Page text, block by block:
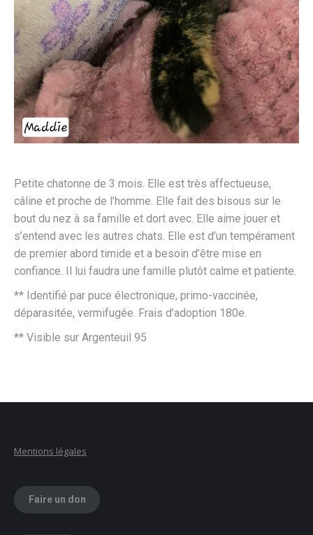
Petite chatonne de 3 mois. Elle est très affectueuse,
câline et proche de l’homme. Elle fait des bisous sur le
bout du nez à sa famille et dort avec. Elle aime jouer et
s’entend avec les autres chats. Elle est d’un tempérament
de premier abord timide et a besoin d’être mise en
confiance. Il lui faudra une famille plutôt calme et patiente.
** Identifié par puce électronique, primo-vaccinée,
déparasitée, vermifugée. Frais d’adoption 180e.
** Visible sur Argenteuil 95
Mentions légales
Faire un don